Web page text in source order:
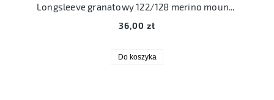
Longsleeve granatowy 122/128 merino mountain warehouse
36,00 zł
Do koszyka